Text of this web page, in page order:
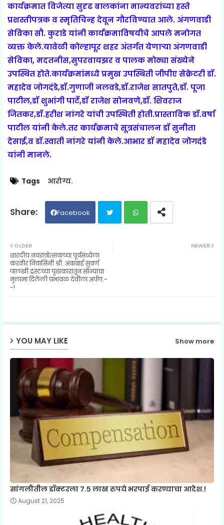
कार्यक्रमात विजेत्या सुदृढ बालकांना मान्यवरांच्या हस्ते
प्रशस्तीपत्रक व स्मृतिचिन्ह देवून गौरविण्यात आले. अंगणवाडी
सेविका सौ. कुराडे यांनी कार्यक्रमाविषयीचे आपले मनोगत
व्यक्त केले.यावेळी कोल्हापूर शहर अंतर्गत येणाऱ्या अंगणवाडी
सेविका, मदतनीस,सुपरवायझर व पालक मोठ्या संख्येने
उपस्थित होते.कार्यक्रमांमध्ये प्रमुख उपस्थिती जीपीए सेक्रेटरी डॉ.
महादेव जोगदंडे,डॉ.गुणाजी नलवडे,डॉ.राजेश सातपुते,डॉ. पूजा
पाटील,डॉ शुभांगी पार्टे,डॉ राजेश सोनवणे,डॉ. शिवराज
जितकर,डॉ.हरीश नांगरे यांची उपस्थिती होती.प्रास्ताविक डॉ.वर्षा
पाटील यांनी केले.तर कार्यक्रमाचे सूत्रसंचालन डॉ सुनीता
देसाई,व डॉ.स्वाती नांगरे यांनी केले.आभार डॉ महादेव जोगदंडे
यांनी मानले.
Tags आरोग्य.
Facebook
NEWER
OLDER
शारदीय नवरात्रोत्सवाच्या पूर्वसंध्येला
करवीर निवासिनी श्री. अंबाबाई सुवर्ण
पालखी ट्रस्टच्या पुढाकारातून सोन्याचा
मुलामा दिलेली प्रभावळ देवीला अर्पण.-
-!
YOU MAY LIKE Show more
सांगलीतील डॉक्टरला ७.५ लाख रुपये भरपाई करण्याचा आदेश.!
August 21, 2025